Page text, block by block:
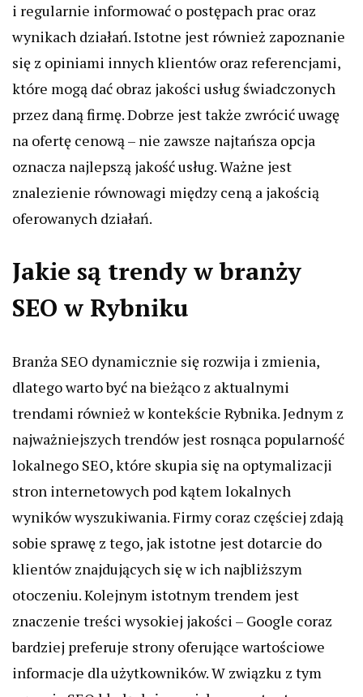
i regularnie informować o postępach prac oraz
wynikach działań. Istotne jest również zapoznanie
się z opiniami innych klientów oraz referencjami,
które mogą dać obraz jakości usług świadczonych
przez daną firmę. Dobrze jest także zwrócić uwagę
na ofertę cenową – nie zawsze najtańsza opcja
oznacza najlepszą jakość usług. Ważne jest
znalezienie równowagi między ceną a jakością
oferowanych działań.
Jakie są trendy w branży
SEO w Rybniku
Branża SEO dynamicznie się rozwija i zmienia,
dlatego warto być na bieżąco z aktualnymi
trendami również w kontekście Rybnika. Jednym z
najważniejszych trendów jest rosnąca popularność
lokalnego SEO, które skupia się na optymalizacji
stron internetowych pod kątem lokalnych
wyników wyszukiwania. Firmy coraz częściej zdają
sobie sprawę z tego, jak istotne jest dotarcie do
klientów znajdujących się w ich najbliższym
otoczeniu. Kolejnym istotnym trendem jest
znaczenie treści wysokiej jakości – Google coraz
bardziej preferuje strony oferujące wartościowe
informacje dla użytkowników. W związku z tym